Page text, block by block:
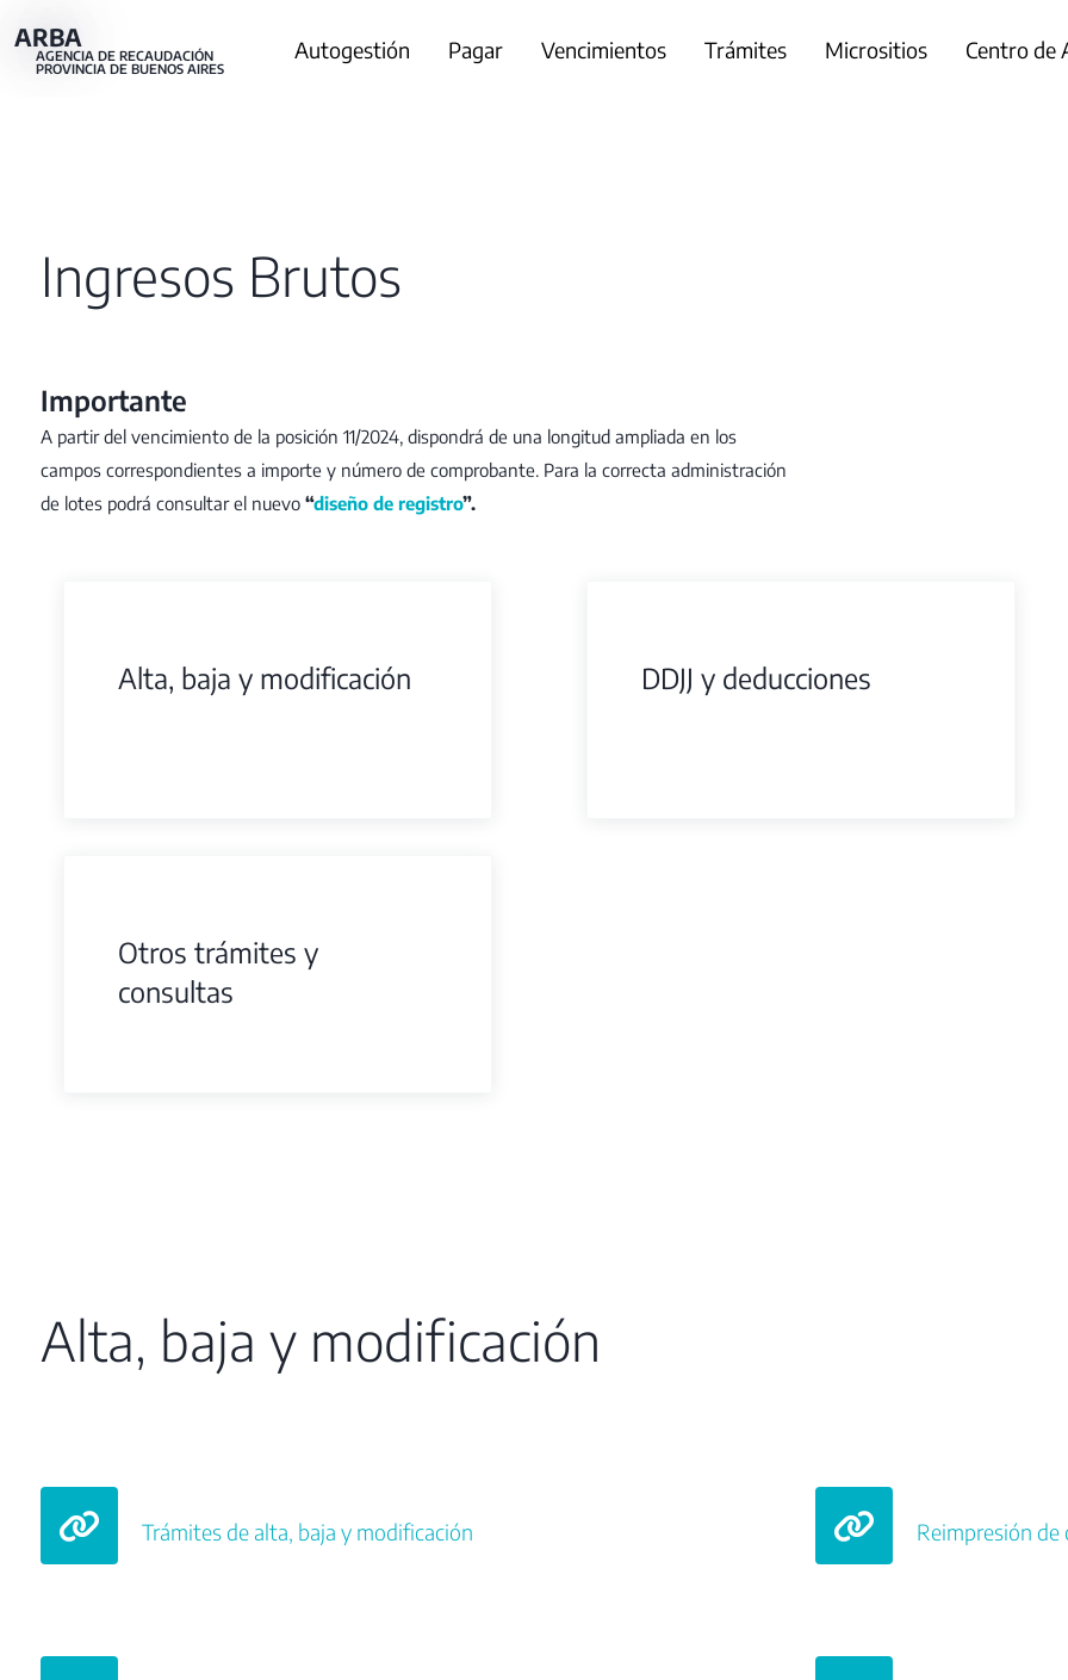
al
ARBA
AGENCIA DE RECAUDACIÓN
PROVINCIA DE BUENOS AIRES
Main
Autogestión Pagar Vencimientos Trámites Micrositios Centro de
Ingresos Brutos
Importante
A partir del vencimiento de la posición 11/2024, dispondrá de una longitud ampliada en los
campos correspondientes a importe y número de comprobante. Para la correcta administración
de lotes podrá consultar el nuevo “diseño de registro”.
Alta, baja y modificación DDJJ y deducciones
Otros trámites y
consultas
Alta, baja y modificación
Trámites de alta, baja y modificación Reimpresión